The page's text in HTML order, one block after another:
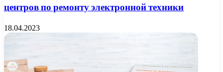
центров по ремонту электронной техники
18.04.2023